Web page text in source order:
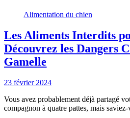
Alimentation du chien
Les Aliments Interdits
Découvrez les Dangers
Gamelle
23 février 2024
Vous avez probablement déjà partagé
compagnon à quatre pattes, mais